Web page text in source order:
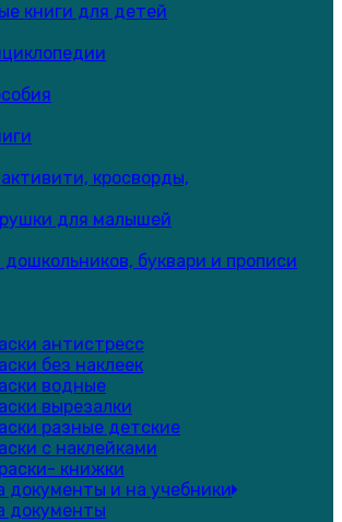
книги для детей
кросворды,
для малышей
буквари и прописи
антистресс
без наклеек
водные
вырезалки
разные детские
с наклейками
книжки
документы и на учебники
документы